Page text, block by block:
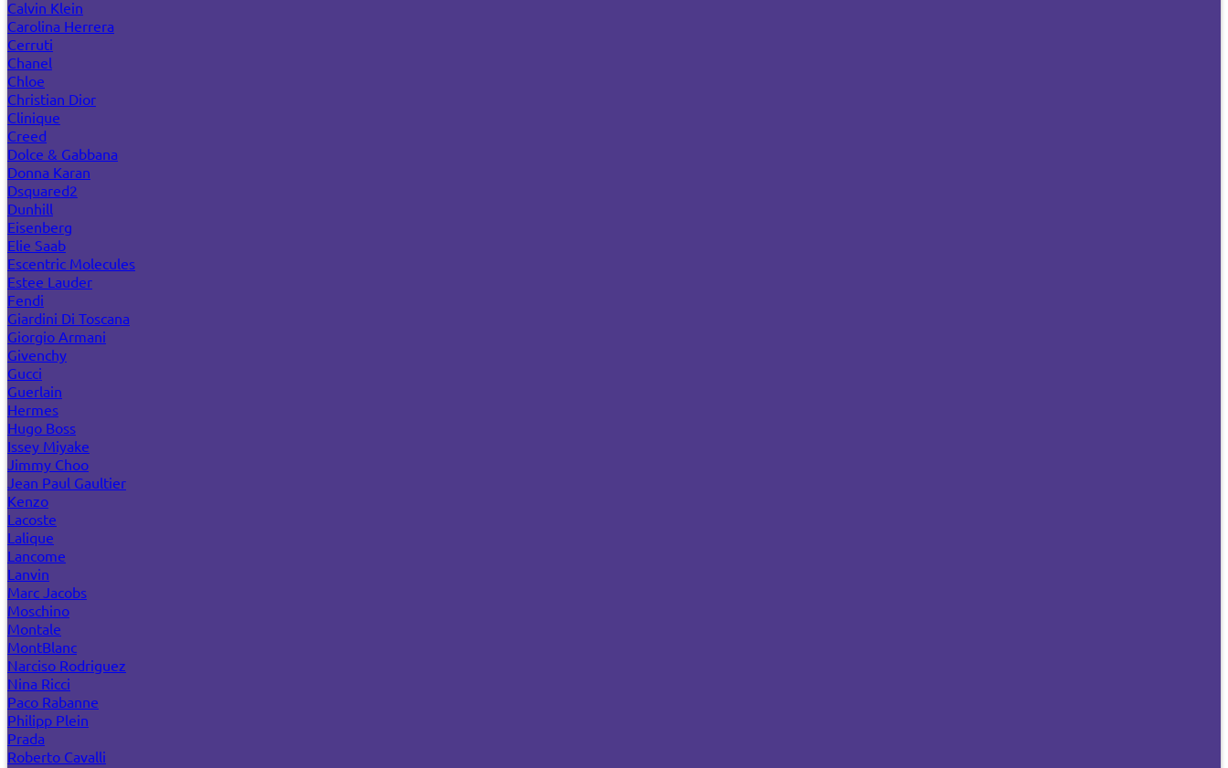
Calvin Klein
Carolina Herrera
Cerruti
Chanel
Chloe
Christian Dior
Clinique
Creed
Dolce & Gabbana
Donna Karan
Dsquared2
Dunhill
Eisenberg
Elie Saab
Escentric Molecules
Estee Lauder
Fendi
Giardini Di Toscana
Giorgio Armani
Givenchy
Gucci
Guerlain
Hermes
Hugo Boss
Issey Miyake
Jimmy Choo
Jean Paul Gaultier
Kenzo
Lacoste
Lalique
Lancome
Lanvin
Marc Jacobs
Moschino
Montale
MontBlanc
Narciso Rodriguez
Nina Ricci
Paco Rabanne
Philipp Plein
Prada
Roberto Cavalli